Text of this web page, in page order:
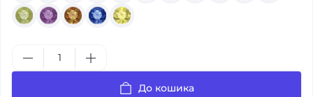
До кошика